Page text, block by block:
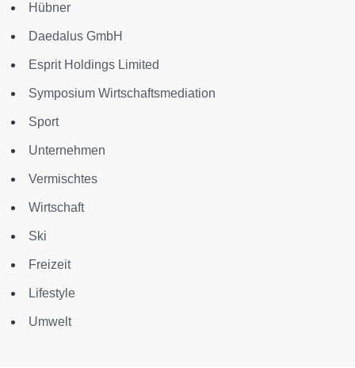
Hübner
Daedalus GmbH
Esprit Holdings Limited
Symposium Wirtschaftsmediation
Sport
Unternehmen
Vermischtes
Wirtschaft
Ski
Freizeit
Lifestyle
Umwelt